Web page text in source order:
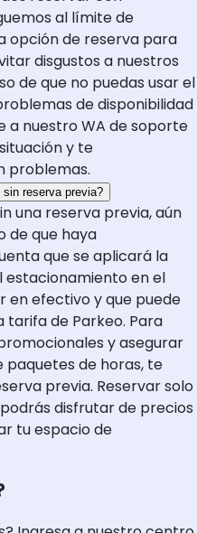
al límite de
opción de reserva para
disgustos a nuestros
de que no puedas usar el
de disponibilidad
nuestro WA de soporte
y te
problemas.
reserva previa?
una reserva previa, aún
de que haya
que se aplicará la
estacionamiento en el
en efectivo y que puede
tarifa de Parkeo. Para
y asegurar
de horas, te
previa. Reservar solo
disfrutar de precios
tu espacio de